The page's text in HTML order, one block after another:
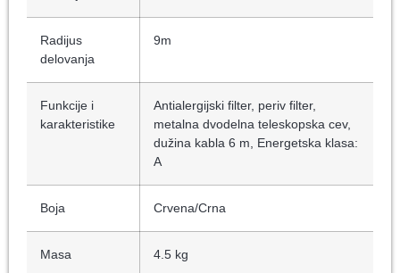
Radijus
delovanja
9m
Funkcije i
karakteristike
Antialergijski filter, periv filter,
metalna dvodelna teleskopska cev,
dužina kabla 6 m, Energetska klasa:
A
Boja Crvena/Crna
Masa 4.5 kg